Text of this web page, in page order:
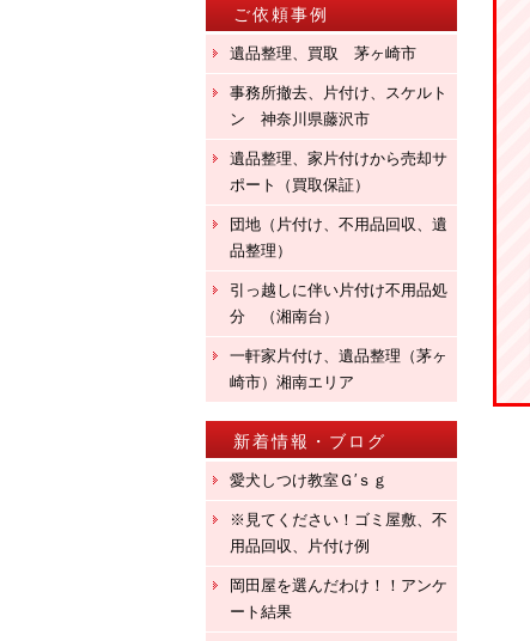
ご依頼事例
遺品整理、買取 茅ヶ崎市
事務所撤去、片付け、スケルト
ン 神奈川県藤沢市
遺品整理、家片付けから売却サ
ポート（買取保証）
団地（片付け、不用品回収、遺
品整理）
引っ越しに伴い片付け不用品処
分 （湘南台）
一軒家片付け、遺品整理（茅ヶ
崎市）湘南エリア
新着情報・ブログ
愛犬しつけ教室Ｇ′ｓｇ
※見てください！ゴミ屋敷、不
用品回収、片付け例
岡田屋を選んだわけ！！アンケ
ート結果